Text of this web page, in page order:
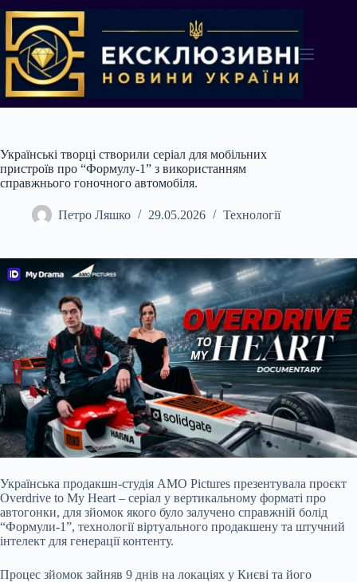
до
вмісту
Українські творці створили серіал для мобільних
пристроїв про “Формулу-1” з використанням
справжнього гоночного автомобіля.
Петро Ляшко 29.05.2026 Технології
Українська продакшн-студія AMO Pictures презентувала проєкт
Overdrive to My Heart – серіал у вертикальному форматі про
автогонки, для зйомок якого було залучено справжній болід
“Формули-1”, технології віртуального продакшену та штучний
інтелект для генерації контенту.
Процес зйомок зайняв 9 днів на локаціях у Києві та його